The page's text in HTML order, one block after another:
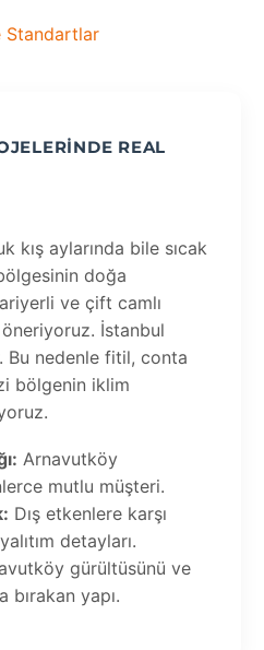
Standartlar
REAL
kış aylarında bile sıcak
doğa
ve çift camlı
öneriyoruz. İstanbul
Bu nedenle fitil, conta
bölgenin iklim
Arnavutköy
mutlu müşteri.
Dış etkenlere karşı
detayları.
gürültüsünü ve
bırakan yapı.